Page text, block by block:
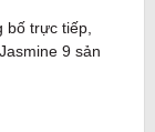
trực tiếp,
9 sản